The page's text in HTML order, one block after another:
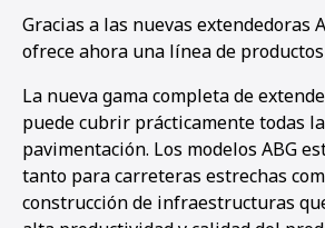
Gracias a las nuevas extendedoras
ofrece ahora una línea de
La nueva gama completa de
puede cubrir prácticamente todas
pavimentación. Los modelos ABG
tanto para carreteras estrechas
construcción de infraestructuras